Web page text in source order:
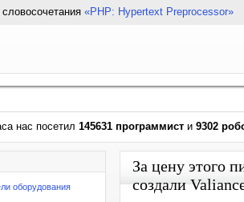
словосочетания «PHP: Hypertext Preprocessor»
нас посетил 145631 программист и 9302
оборудования
За цену этого
создали